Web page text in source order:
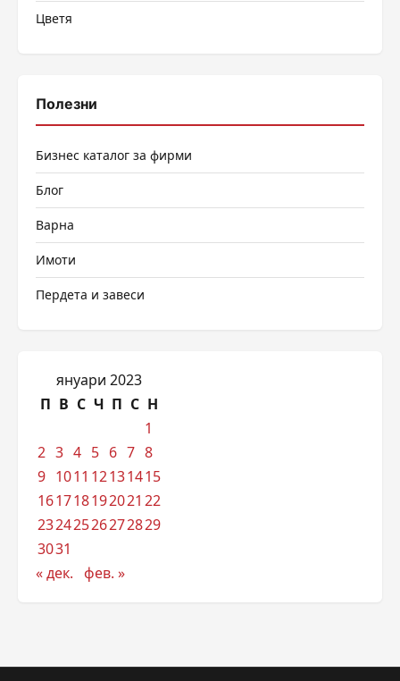
Цветя
Полезни
Бизнес каталог за фирми
Блог
Варна
Имоти
Пердета и завеси
януари 2023
П В С Ч П С Н
1
2 3 4 5 6 7 8
9 1011 12131415
161718192021 22
23242526272829
3031
« дек. фев. »